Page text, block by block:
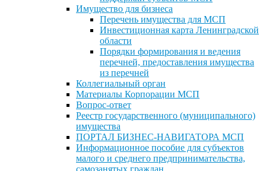
Имущество для бизнеса
Перечень имущества для МСП
Инвестиционная карта Ленинградской
области
Порядки формирования и ведения
перечней, предоставления имущества
из перечней
Коллегиальный орган
Материалы Корпорации МСП
Вопрос-ответ
Реестр государственного (муниципального)
имущества
ПОРТАЛ БИЗНЕС-НАВИГАТОРА МСП
Информационное пособие для субъектов
малого и среднего предпринимательства,
самозанятых граждан